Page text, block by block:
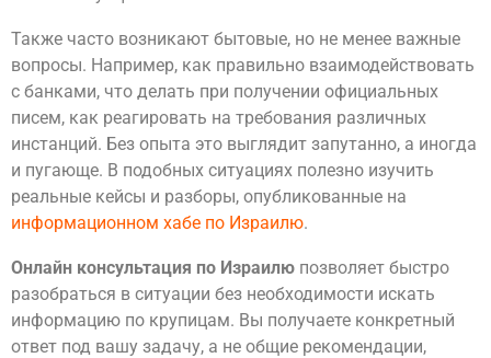
Также часто возникают бытовые, но не менее важные
вопросы. Например, как правильно взаимодействовать
с банками, что делать при получении официальных
писем, как реагировать на требования различных
инстанций. Без опыта это выглядит запутанно, а иногда
и пугающе. В подобных ситуациях полезно изучить
реальные кейсы и разборы, опубликованные на
информационном хабе по Израилю.
Онлайн консультация по Израилю позволяет быстро
разобраться в ситуации без необходимости искать
информацию по крупицам. Вы получаете конкретный
ответ под вашу задачу, а не общие рекомендации,